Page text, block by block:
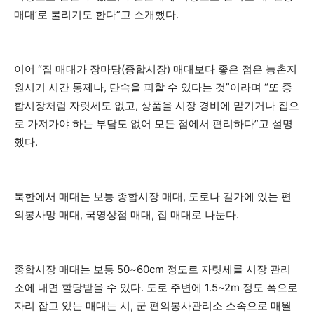
매대’로 불리기도 한다”고 소개했다.
이어 “집 매대가 장마당(종합시장) 매대보다 좋은 점은 농촌지
원시기 시간 통제나, 단속을 피할 수 있다는 것”이라며 “또 종
합시장처럼 자릿세도 없고, 상품을 시장 경비에 맡기거나 집으
로 가져가야 하는 부담도 없어 모든 점에서 편리하다”고 설명
했다.
북한에서 매대는 보통 종합시장 매대, 도로나 길가에 있는 편
의봉사망 매대, 국영상점 매대, 집 매대로 나눈다.
종합시장 매대는 보통 50~60cm 정도로 자릿세를 시장 관리
소에 내면 할당받을 수 있다. 도로 주변에 1.5~2m 정도 폭으로
자리 잡고 있는 매대는 시, 군 편의봉사관리소 소속으로 매월